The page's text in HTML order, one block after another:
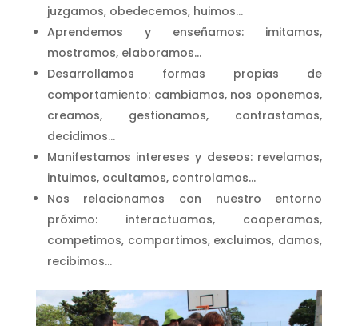
juzgamos, obedecemos, huimos…
Aprendemos y enseñamos: imitamos,
mostramos, elaboramos…
Desarrollamos formas propias de
comportamiento: cambiamos, nos oponemos,
creamos, gestionamos, contrastamos,
decidimos…
Manifestamos intereses y deseos: revelamos,
intuimos, ocultamos, controlamos…
Nos relacionamos con nuestro entorno
próximo: interactuamos, cooperamos,
competimos, compartimos, excluimos, damos,
recibimos…